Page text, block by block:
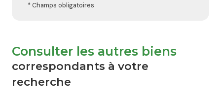
* Champs obligatoires
Consulter les autres biens
correspondants à votre
recherche